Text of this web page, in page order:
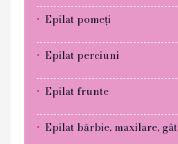
Epilat pomeți
Epilat perciuni
Epilat frunte
Epilat bărbie, maxilare, gât